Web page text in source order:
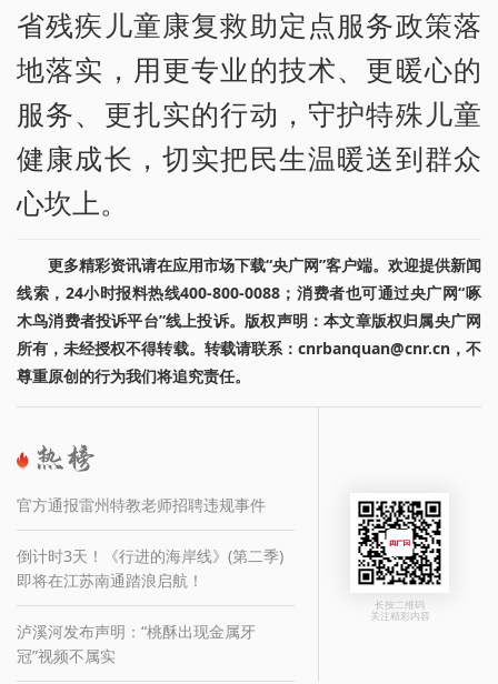
省残疾儿童康复救助定点服务政策落
地落实，用更专业的技术、更暖心的
服务、更扎实的行动，守护特殊儿童
健康成长，切实把民生温暖送到群众
心坎上。
更多精彩资讯请在应用市场下载“央广网”客户端。欢迎提供新闻
线索，24小时报料热线400-800-0088；消费者也可通过央广网“啄
木鸟消费者投诉平台”线上投诉。版权声明：本文章版权归属央广网
所有，未经授权不得转载。转载请联系：cnrbanquan@cnr.cn，不
尊重原创的行为我们将追究责任。
官方通报雷州特教老师招聘违规事件
倒计时3天！《行进的海岸线》(第二季)
即将在江苏南通踏浪启航！
泸溪河发布声明：“桃酥出现金属牙
冠”视频不属实
长按二维码
关注精彩内容